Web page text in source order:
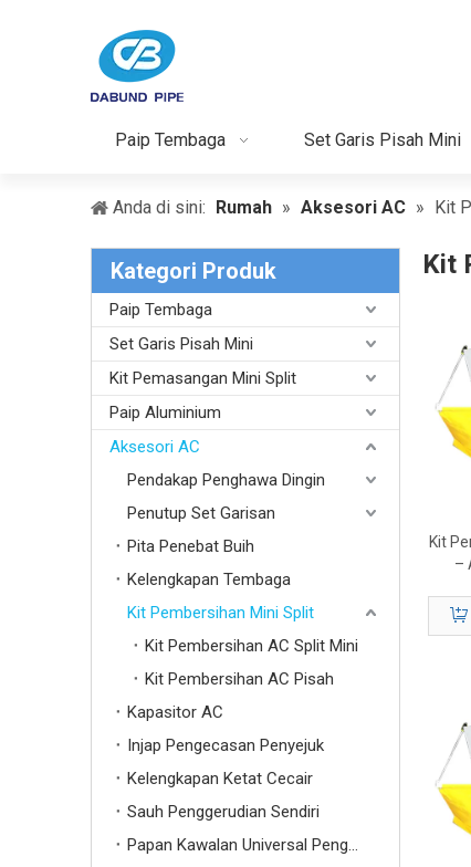
Paip Tembaga Set Garis Pisah Mini
Anda di sini: Rumah » Aksesori AC » Kit
Kategori Produk
Paip Tembaga
Set Garis Pisah Mini
Kit Pemasangan Mini Split
Paip Aluminium
Aksesori AC
Pendakap Penghawa Dingin
Penutup Set Garisan
Pita Penebat Buih
Kelengkapan Tembaga
Kit Pembersihan Mini Split
Kit Pembersihan AC Split Mini
Kit Pembersihan AC Pisah
Kapasitor AC
Injap Pengecasan Penyejuk
Kelengkapan Ketat Cecair
Sauh Penggerudian Sendiri
Papan Kawalan Universal Penghawa Dingin
Kit
Kit
–